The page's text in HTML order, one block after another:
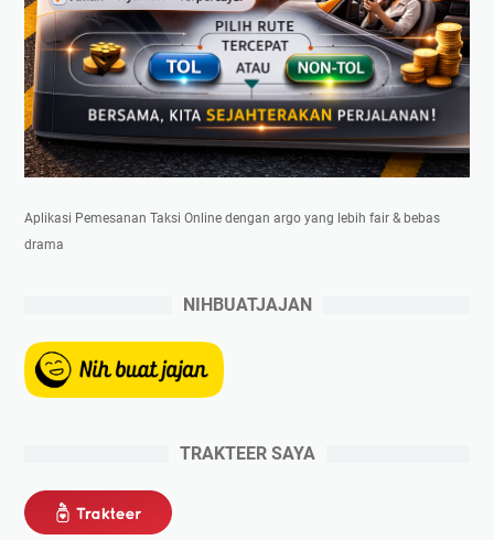
Aplikasi Pemesanan Taksi Online dengan argo yang lebih fair & bebas
drama
NIHBUATJAJAN
TRAKTEER SAYA